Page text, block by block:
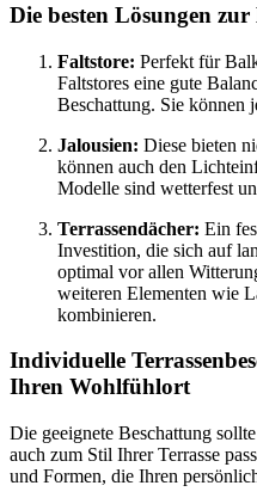
Die besten Lösungen
Faltstore: Perfekt für
Faltstores eine gute
Beschattung. Sie können
Jalousien: Diese bieten
können auch den
Modelle sind wetterfest
Terrassendächer: Ein
Investition, die sich auf
optimal vor allen
weiteren Elementen wie
kombinieren.
Individuelle
Ihren Wohlfühlort
Die geeignete Beschattung
auch zum Stil Ihrer Terrasse
und Formen, die Ihren